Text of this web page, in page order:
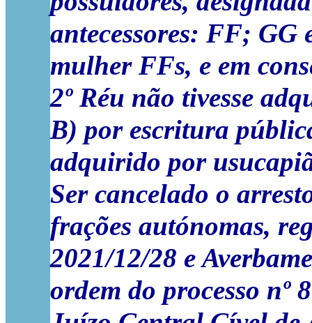
antecessores: FF; GG
mulher FFs, e em
2º Réu não tivesse
B) por escritura
adquirido por
Ser cancelado o
frações autónomas,
2021/12/28 e
ordem do processo